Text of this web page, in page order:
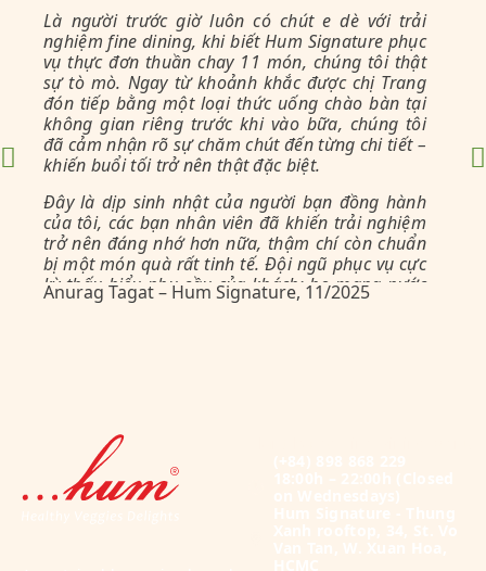
Là người trước giờ luôn có chút e dè với trải
nghiệm fine dining, khi biết Hum Signature phục
vụ thực đơn thuần chay 11 món, chúng tôi thật
sự tò mò. Ngay từ khoảnh khắc được chị Trang
đón tiếp bằng một loại thức uống chào bàn tại
không gian riêng trước khi vào bữa, chúng tôi
đã cảm nhận rõ sự chăm chút đến từng chi tiết –
khiến buổi tối trở nên thật đặc biệt.
Đây là dịp sinh nhật của người bạn đồng hành
của tôi, các bạn nhân viên đã khiến trải nghiệm
trở nên đáng nhớ hơn nữa, thậm chí còn chuẩn
bị một món quà rất tinh tế. Đội ngũ phục vụ cực
kỳ thấu hiểu nhu cầu của khách: họ mang nước
ấm khi nghe tiếng tôi ho, trò chuyện để hiểu rõ
là loại nước dừa ngọt nhất mà chúng tôi từng
nếm thử. Giá thành chắc chắn nằm ở mức cao,
nhưng hoàn toàn xứng đáng, bởi trải nghiệm
này giống như một chuyến “du ngoạn ẩm thực”
Anurag Tagat – Hum Signature, 11/2025